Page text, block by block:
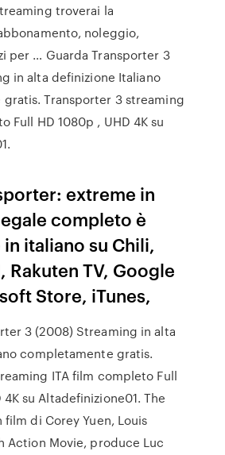
troverai la
noleggio,
per … Guarda Transporter 3
in alta definizione Italiano
Transporter 3 streaming
Full HD 1080p , UHD 4K su
extreme in
completo è
italiano su Chili,
Rakuten TV, Google
Store, iTunes,
3 (2008) Streaming in alta
completamente gratis.
ITA film completo Full
4K su Altadefinizione01. The
film di Corey Yuen, Louis
Action Movie, produce Luc